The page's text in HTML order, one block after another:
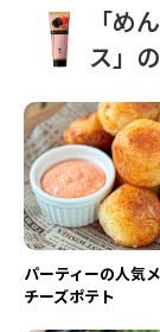
「め
ス」
パーティーの人気
チーズポテト